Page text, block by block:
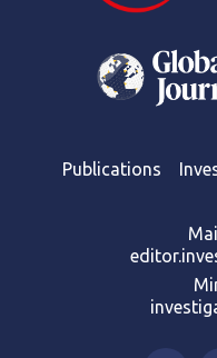
Publications